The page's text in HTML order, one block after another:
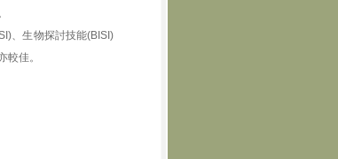
、生物探討技能(BISI)
佳。